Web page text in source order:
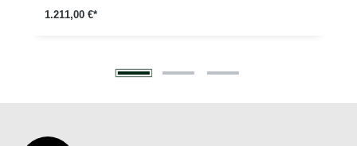
1.211,00 €*